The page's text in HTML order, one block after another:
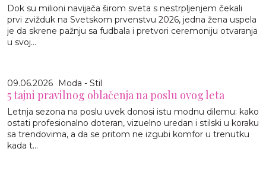
Dok su milioni navijača širom sveta s nestrpljenjem čekali
prvi zvižduk na Svetskom prvenstvu 2026, jedna žena uspela
je da skrene pažnju sa fudbala i pretvori ceremoniju otvaranja
u svoj...
09.06.2026 Moda - Stil
5 tajni pravilnog oblačenja na poslu ovog leta
Letnja sezona na poslu uvek donosi istu modnu dilemu: kako
ostati profesionalno doteran, vizuelno uredan i stilski u koraku
sa trendovima, a da se pritom ne izgubi komfor u trenutku
kada t...